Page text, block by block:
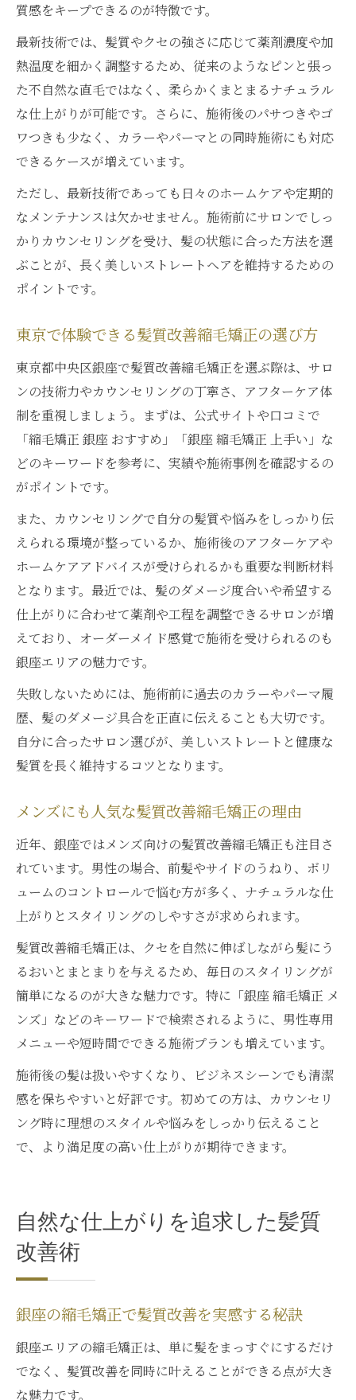
質感をキープできるのが特徴です。
最新技術では、髪質やクセの強さに応じて薬剤濃度や加
熱温度を細かく調整するため、従来のようなピンと張っ
た不自然な直毛ではなく、柔らかくまとまるナチュラル
な仕上がりが可能です。さらに、施術後のパサつきやゴ
ワつきも少なく、カラーやパーマとの同時施術にも対応
できるケースが増えています。
ただし、最新技術であっても日々のホームケアや定期的
なメンテナンスは欠かせません。施術前にサロンでしっ
かりカウンセリングを受け、髪の状態に合った方法を選
ぶことが、長く美しいストレートヘアを維持するための
ポイントです。
東京で体験できる髪質改善縮毛矯正の選び方
東京都中央区銀座で髪質改善縮毛矯正を選ぶ際は、サロ
ンの技術力やカウンセリングの丁寧さ、アフターケア体
制を重視しましょう。まずは、公式サイトや口コミで
「縮毛矯正 銀座 おすすめ」「銀座 縮毛矯正 上手い」な
どのキーワードを参考に、実績や施術事例を確認するの
がポイントです。
また、カウンセリングで自分の髪質や悩みをしっかり伝
えられる環境が整っているか、施術後のアフターケアや
ホームケアアドバイスが受けられるかも重要な判断材料
となります。最近では、髪のダメージ度合いや希望する
仕上がりに合わせて薬剤や工程を調整できるサロンが増
えており、オーダーメイド感覚で施術を受けられるのも
銀座エリアの魅力です。
失敗しないためには、施術前に過去のカラーやパーマ履
歴、髪のダメージ具合を正直に伝えることも大切です。
自分に合ったサロン選びが、美しいストレートと健康な
髪質を長く維持するコツとなります。
メンズにも人気な髪質改善縮毛矯正の理由
近年、銀座ではメンズ向けの髪質改善縮毛矯正も注目さ
れています。男性の場合、前髪やサイドのうねり、ボリ
ュームのコントロールで悩む方が多く、ナチュラルな仕
上がりとスタイリングのしやすさが求められます。
髪質改善縮毛矯正は、クセを自然に伸ばしながら髪にう
るおいとまとまりを与えるため、毎日のスタイリングが
簡単になるのが大きな魅力です。特に「銀座 縮毛矯正 メ
ンズ」などのキーワードで検索されるように、男性専用
メニューや短時間でできる施術プランも増えています。
施術後の髪は扱いやすくなり、ビジネスシーンでも清潔
感を保ちやすいと好評です。初めての方は、カウンセリ
ング時に理想のスタイルや悩みをしっかり伝えること
で、より満足度の高い仕上がりが期待できます。
自然な仕上がりを追求した髪質
改善術
銀座の縮毛矯正で髪質改善を実感する秘訣
銀座エリアの縮毛矯正は、単に髪をまっすぐにするだけ
でなく、髪質改善を同時に叶えることができる点が大き
な魅力です。